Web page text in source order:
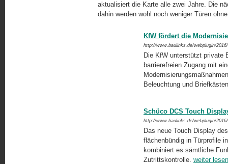
aktualisiert die Karte alle zwei Jahre. Die
dahin werden wohl noch weniger Türen
KfW fördert die
http://www.baulinks.de/webplugin/
Die KfW unterstützt private
barrierefreien Zugang mit
Beleuchtung und
Schüco DCS Touch
http://www.baulinks.de/webplugin/
Das neue Touch Display
flächenbündig in Türprofile
kombiniert es sämtliche
Zutrittskontrolle. weiter lesen